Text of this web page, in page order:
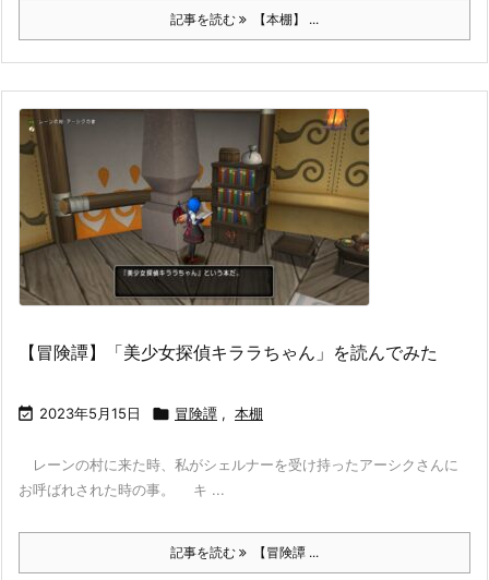
記事を読む 【本棚】 ...
【冒険譚】「美少女探偵キララちゃん」を読んでみた
 2023年5月15日  冒険譚 , 本棚
レーンの村に来た時、私がシェルナーを受け持ったアーシクさんに
お呼ばれされた時の事。 キ ...
記事を読む 【冒険譚 ...